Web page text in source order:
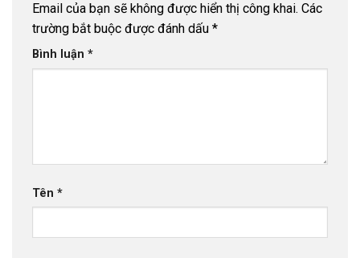
Email của bạn sẽ không được hiển thị công khai. Các
trường bắt buộc được đánh dấu *
Bình luận *
Tên *